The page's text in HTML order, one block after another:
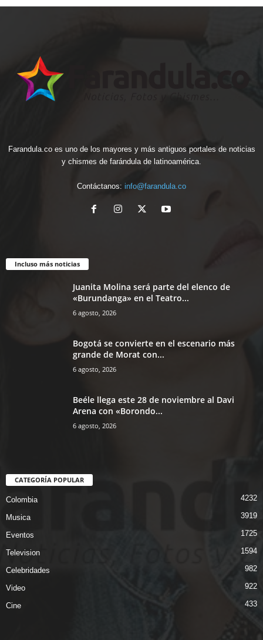
Farandula.co es uno de los mayores y más antiguos portales de noticias
y chismes de farándula de latinoamérica.
Contáctanos: info@farandula.co
Incluso más noticias
Juanita Molina será parte del elenco de
«Burundanga» en el Teatro...
6 agosto, 2026
Bogotá se convierte en el escenario más
grande de Morat con...
6 agosto, 2026
Beéle llega este 28 de noviembre al Davi
Arena con «Borondo...
6 agosto, 2026
CATEGORÍA POPULAR
Colombia 4232
Musica 3919
Eventos 1725
Television 1594
Celebridades 982
Video 922
Cine 433